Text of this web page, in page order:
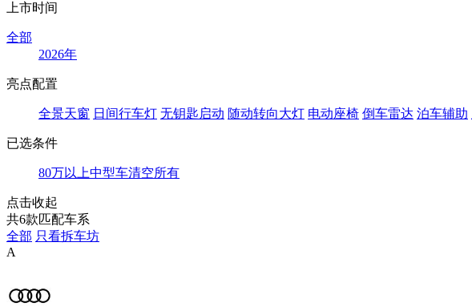
上市时间
全部
2026年
亮点配置
全景天窗 日间行车灯 无钥匙启动 随动转向大灯 电动座椅 倒车雷达 泊车辅助
已选条件
80万以上中型车清空所有
点击收起
共6款匹配车系
全部 只看拆车坊
A